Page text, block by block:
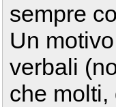
sempre
Un
verbali
che